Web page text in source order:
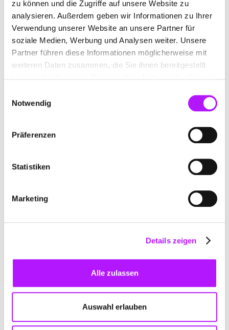
zu können und die Zugriffe auf unsere Website zu
analysieren. Außerdem geben wir Informationen zu Ihrer
Verwendung unserer Website an unsere Partner für
soziale Medien, Werbung und Analysen weiter. Unsere
Partner führen diese Informationen möglicherweise mit
weiteren Daten zusammen, die Sie ihnen bereitgestellt
Notwendig
Präferenzen
Statistiken
Marketing
Details zeigen
Alle zulassen
Auswahl erlauben
DAM-Integrationen
Zugang zum Hilfe Center